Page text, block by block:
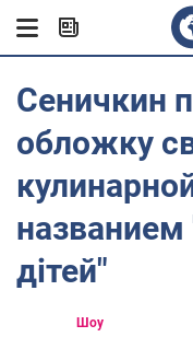
Сеничкин
обложку
названием
дітей"
Шоу